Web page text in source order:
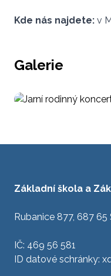
Kde nás najdete: v
Galerie
Základní škola a
Rubanice 877, 687 65
IČ: 469 56 581
ID datové schránky: